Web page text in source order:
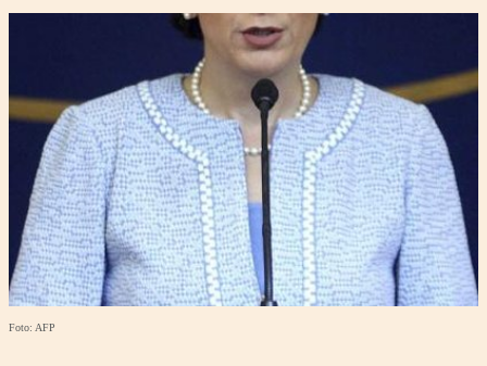
Foto: AFP